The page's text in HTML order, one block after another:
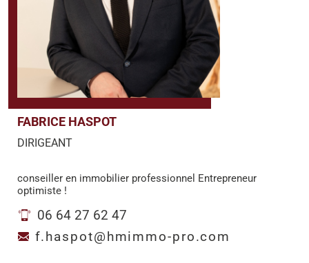
FABRICE HASPOT
DIRIGEANT
conseiller en immobilier professionnel Entrepreneur
optimiste !
06 64 27 62 47
f.haspot@hmimmo-pro.com